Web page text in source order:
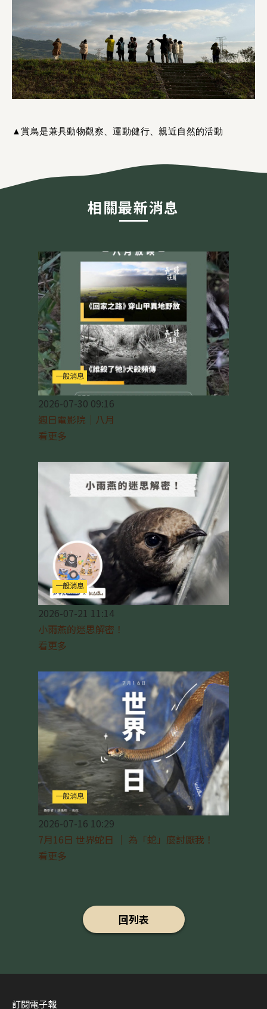
▲賞鳥是兼具動物觀察、運動健行、親近自然的活動
相關最新消息
一般消息
2026-07-30 09:16
週日電影院｜八月
看更多
一般消息
2026-07-21 11:14
小雨燕的迷思解密！
看更多
一般消息
2026-07-16 10:29
7月16日 世界蛇日 ｜ 為「蛇」麼討厭我！
看更多
回列表
訂閱電子報